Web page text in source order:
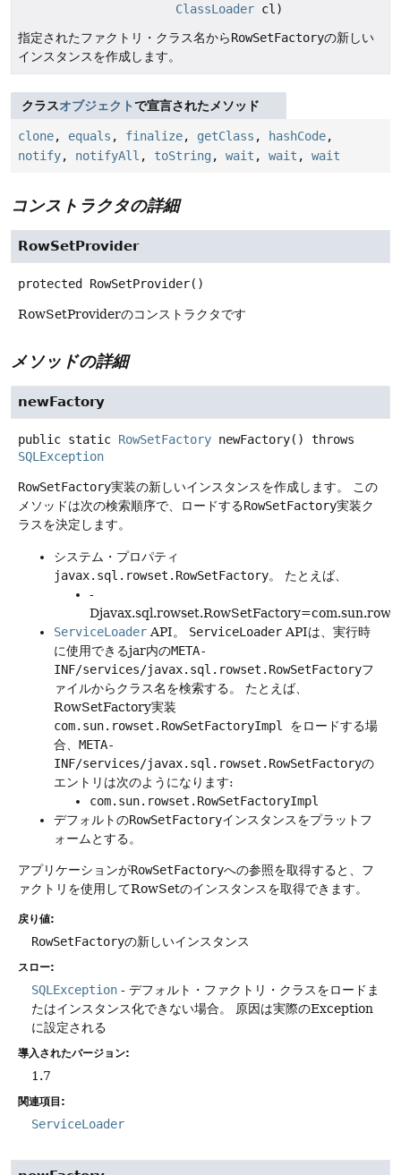
ClassLoader cl)
指定されたファクトリ・クラス名からRowSetFactoryの新しい
インスタンスを作成します。
クラスオブジェクトで宣言されたメソッド
clone, equals , finalize, getClass , hashCode,
notify, notifyAll , toString , wait , wait , wait
コンストラクタの詳細
RowSetProvider
protected RowSetProvider()
RowSetProviderのコンストラクタです
メソッドの詳細
newFactory
public static RowSetFactory newFactory() throws
SQLException
RowSetFactory実装の新しいインスタンスを作成します。
この
メソッドは次の検索順序で、ロードするRowSetFactory実装ク
ラスを決定します。
システム・プロパティ
javax.sql.rowset.RowSetFactory。
たとえば、
-
ServiceLoader API。 ServiceLoader APIは、実行時
に使用できるjar内のMETA-
INF/services/javax.sql.rowset.RowSetFactoryフ
ァイルからクラス名を検索する。
たとえば、
RowSetFactory実装
com.sun.rowset.RowSetFactoryImpl をロードする場
合、 META-
INF/services/javax.sql.rowset.RowSetFactoryの
エントリは次のようになります:
com.sun.rowset.RowSetFactoryImpl
デフォルトのRowSetFactoryインスタンスをプラットフ
ォームとする。
アプリケーションがRowSetFactoryへの参照を取得すると、フ
ァクトリを使用してRowSetのインスタンスを取得できます。
戻り値:
RowSetFactoryの新しいインスタンス
スロー:
SQLException - デフォルト・ファクトリ・クラスをロードま
たはインスタンス化できない場合。
原因は実際のException
に設定される
導入されたバージョン:
1.7
関連項目:
ServiceLoader